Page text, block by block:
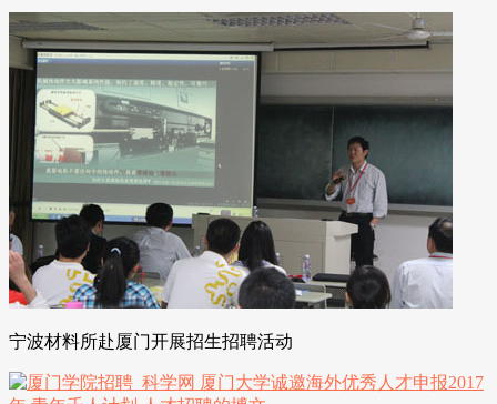
宁波材料所赴厦门开展招生招聘活动